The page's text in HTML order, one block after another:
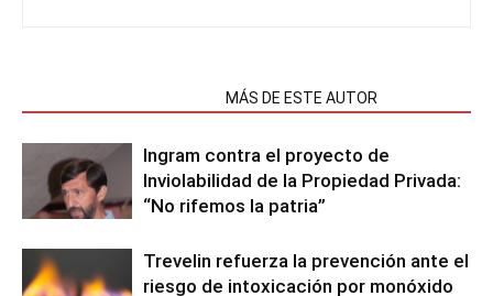
MÁS DE ESTE AUTOR
Ingram contra el proyecto de
Inviolabilidad de la Propiedad Privada:
“No rifemos la patria”
Trevelin refuerza la prevención ante el
riesgo de intoxicación por monóxido